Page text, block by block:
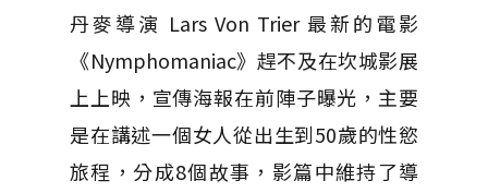
丹麥導演 Lars Von Trier 最新的電影
《Nymphomaniac》趕不及在坎城影展
上上映，宣傳海報在前陣子曝光，主要
是在講述一個女人從出生到50歲的性慾
旅程，分成8個故事，影篇中維持了導